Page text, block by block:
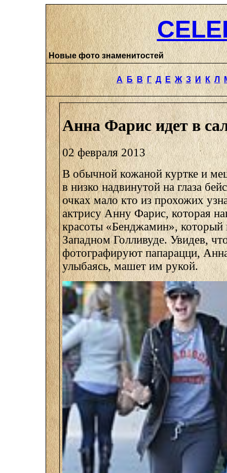
Новые фото знаменитостей
А Б В Г Д Е Ж З И К Л
Анна Фарис идет в
02 февраля 2013
В обычной кожаной куртке и
в низко надвинутой на глаза
очках мало кто из прохожих
актрису Анну Фарис, которая
красоты «Бенджамин», который
Западном Голливуде. Увидев,
фотографируют папарацци,
улыбаясь, машет им рукой.